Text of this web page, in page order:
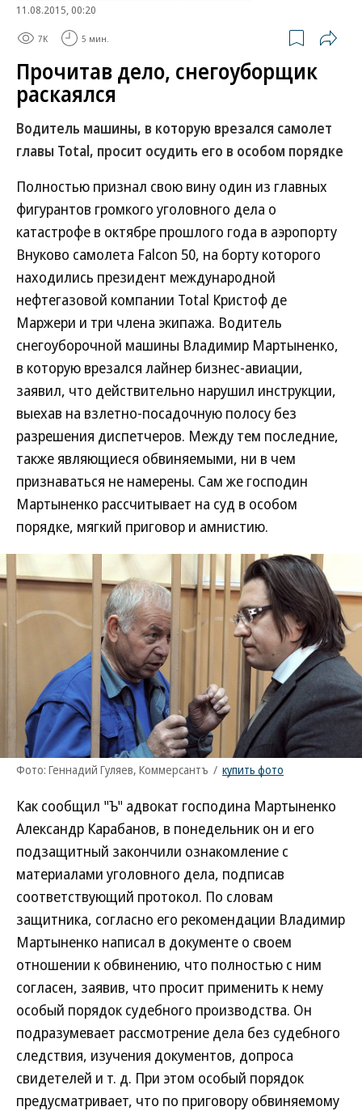
11.08.2015, 00:20
7K 5 мин.
Прочитав дело, снегоуборщик
раскаялся
Водитель машины, в которую врезался самолет
главы Total, просит осудить его в особом порядке
Полностью признал свою вину один из главных
фигурантов громкого уголовного дела о
катастрофе в октябре прошлого года в аэропорту
Внуково самолета Falcon 50, на борту которого
находились президент международной
нефтегазовой компании Total Кристоф де
Маржери и три члена экипажа. Водитель
снегоуборочной машины Владимир Мартыненко,
в которую врезался лайнер бизнес-авиации,
заявил, что действительно нарушил инструкции,
выехав на взлетно-посадочную полосу без
разрешения диспетчеров. Между тем последние,
также являющиеся обвиняемыми, ни в чем
признаваться не намерены. Сам же господин
Мартыненко рассчитывает на суд в особом
порядке, мягкий приговор и амнистию.
Фото: Геннадий Гуляев, Коммерсантъ / купить фото
Как сообщил "Ъ" адвокат господина Мартыненко
Александр Карабанов, в понедельник он и его
подзащитный закончили ознакомление с
материалами уголовного дела, подписав
соответствующий протокол. По словам
защитника, согласно его рекомендации Владимир
Мартыненко написал в документе о своем
отношении к обвинению, что полностью с ним
согласен, заявив, что просит применить к нему
особый порядок судебного производства. Он
подразумевает рассмотрение дела без судебного
следствия, изучения документов, допроса
свидетелей и т. д. При этом особый порядок
предусматривает, что по приговору обвиняемому